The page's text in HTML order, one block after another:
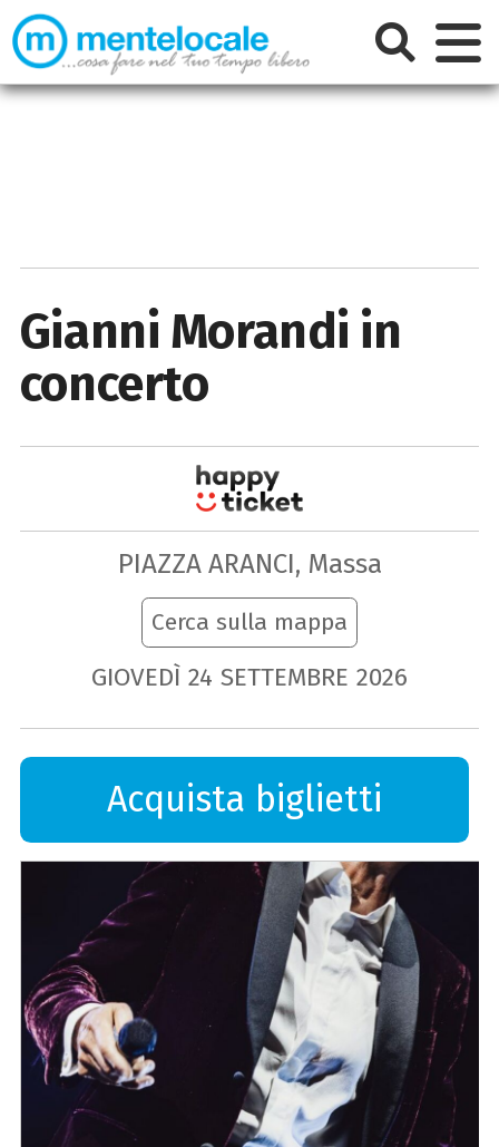
Gianni Morandi in
concerto
PIAZZA ARANCI, Massa
Cerca sulla mappa
GIOVEDÌ 24 SETTEMBRE 2026
Acquista biglietti